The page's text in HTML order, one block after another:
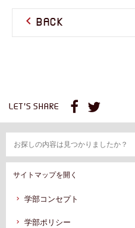
BACK
LET'S SHARE
サイトマップを開く
学部コンセプト
学部ポリシー